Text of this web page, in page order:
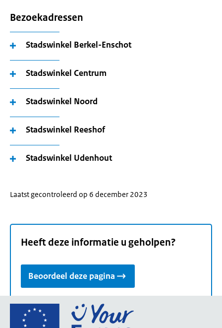
Bezoekadressen
Stadswinkel Berkel-Enschot
Stadswinkel Centrum
Stadswinkel Noord
Stadswinkel Reeshof
Stadswinkel Udenhout
Laatst gecontroleerd op 6 december 2023
Heeft deze informatie u geholpen?
Beoordeel deze pagina
Ga